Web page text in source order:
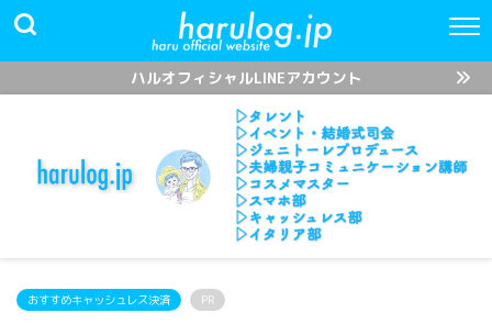
ハルオフィシャルLINEアカウント
おすすめキャッシュレス決済 PR